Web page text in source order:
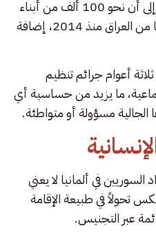
وتشير بيانات الحكومة الألمانية إلى أن نحو 100 ألف من أبناء
الطائفة الأيزيدية فرّوا إلى ألمانيا من العراق منذ 2014، إضافة
أعوام جرائم تنظيم
ما يزيد من حساسية أي
مسؤولة أو متواطئة.
السوريين في ألمانيا لا يعني
تحولاً في طبيعة الإقامة
عبر التجنيس.